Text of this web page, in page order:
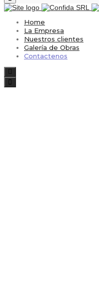
Close
top
bar
Home
La Empresa
Nuestros clientes
Galería de Obras
Contactenos
Toggle
navigation